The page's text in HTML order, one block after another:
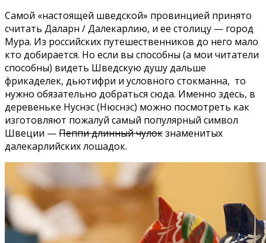
Самой «настоящей шведской» провинцией принято
считать Даларн / Далекарлию, и ее столицу — город
Мура. Из российских путешественников до него мало
кто добирается. Но если вы способны (а мои читатели
способны) видеть Шведскую душу дальше
фрикаделек, дьютифри и условного стокманна, то
нужно обязательно добраться сюда. Именно здесь, в
деревеньке Нуснэс (Нюснэс) можно посмотреть как
изготовляют пожалуй самый популярный символ
Швеции —Пеппи длинный чулокзнаменитых
далекарлийских лошадок.